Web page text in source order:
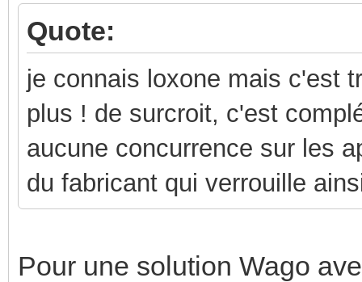
Quote:
je connais loxone mais c'est
plus ! de surcroit, c'est
aucune concurrence sur les
du fabricant qui verrouille
Pour une solution Wago